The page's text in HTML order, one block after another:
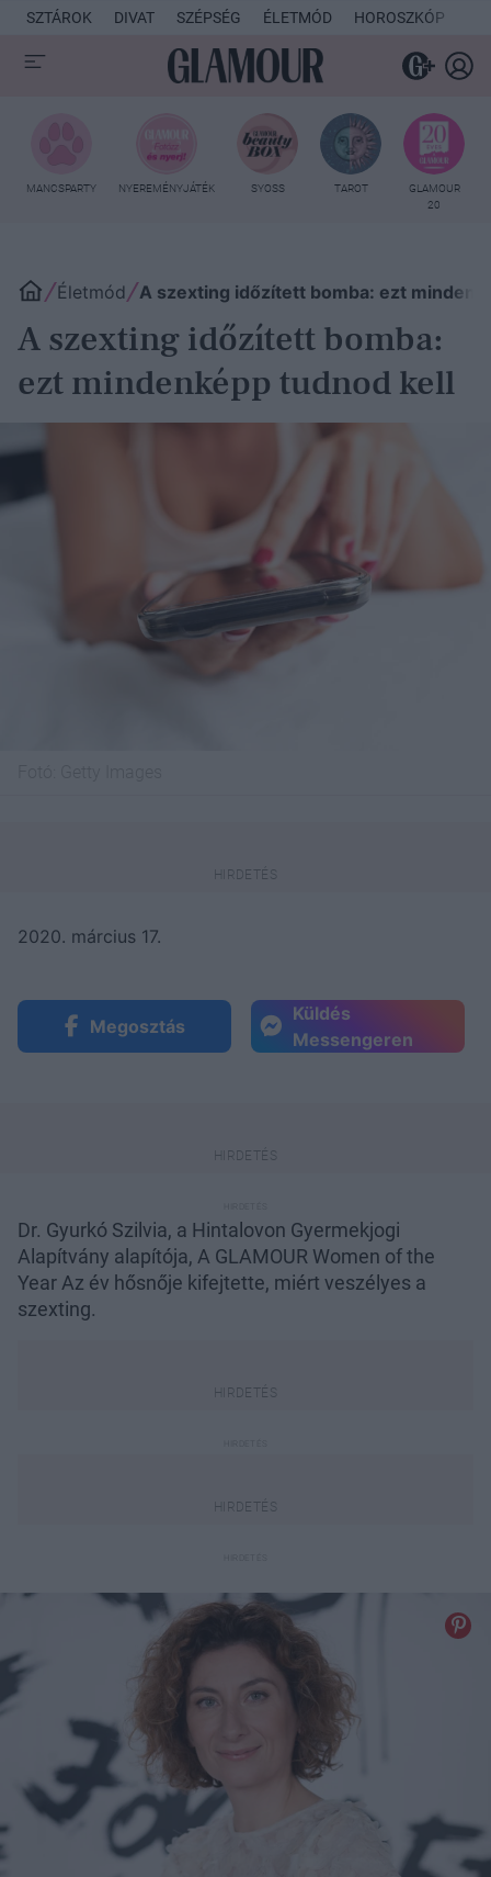
SZTÁROK DIVAT SZÉPSÉG ÉLETMÓD HOROSZKÓP
MANCSPARTY NYEREMÉNYJÁTÉK SYOSS TAROT
GLAMOUR
20
Életmód A szexting időzített bomba: ezt
A szexting időzített bomba:
ezt mindenképp tudnod kell
2020. március 17.
Megosztás
Küldés
Messengeren
Dr. Gyurkó Szilvia, a Hintalovon Gyermekjogi
Alapítvány alapítója, A GLAMOUR Women of the
Year Az év hősnője kifejtette, miért veszélyes a
szexting.